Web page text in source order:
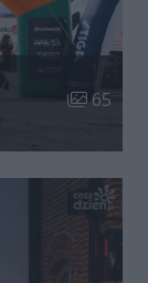
Liczba
65